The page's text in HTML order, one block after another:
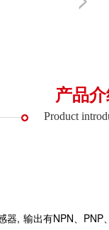
产品
Product
, 输出有NPN、